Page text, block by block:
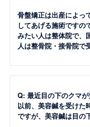
骨盤矯正は出産によっ
してあげる施術ですの
みたい人は整体院で、
人は整骨院・接骨院で
Q: 最近目の下のクマが
以前、美容鍼を受けた
ですが、美容鍼は目の